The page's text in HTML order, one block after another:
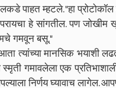
पाहत म्हटले. "हा
हे सांगतील. पण
गमवून बसू."
त्यांच्या मानसिक भयाशी
गमावलेला एक
निर्णय घ्यावाच लागेल.